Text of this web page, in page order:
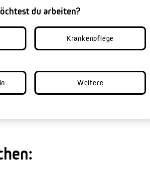
du arbeiten?
Krankenpflege
Weitere